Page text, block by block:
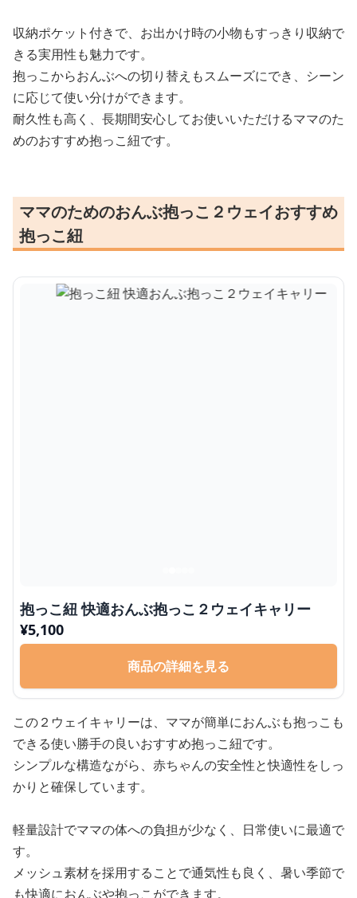
収納ポケット付きで、お出かけ時の小物もすっきり収納で
きる実用性も魅力です。
抱っこからおんぶへの切り替えもスムーズにでき、シーン
に応じて使い分けができます。
耐久性も高く、長期間安心してお使いいただけるママのた
めのおすすめ抱っこ紐です。
ママのためのおんぶ抱っこ２ウェイおすすめ
抱っこ紐
抱っこ紐 快適おんぶ抱っこ２ウェイキャリー
¥5,100
商品の詳細を見る
この２ウェイキャリーは、ママが簡単におんぶも抱っこも
できる使い勝手の良いおすすめ抱っこ紐です。
シンプルな構造ながら、赤ちゃんの安全性と快適性をしっ
かりと確保しています。
軽量設計でママの体への負担が少なく、日常使いに最適で
す。
メッシュ素材を採用することで通気性も良く、暑い季節で
も快適におんぶや抱っこができます。